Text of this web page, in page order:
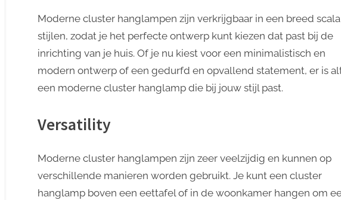
Moderne cluster hanglampen zijn verkrijgbaar in een breed scala
stijlen, zodat je het perfecte ontwerp kunt kiezen dat past bij de
inrichting van je huis. Of je nu kiest voor een minimalistisch en
modern ontwerp of een gedurfd en opvallend statement, er is
een moderne cluster hanglamp die bij jouw stijl past.
Versatility
Moderne cluster hanglampen zijn zeer veelzijdig en kunnen op
verschillende manieren worden gebruikt. Je kunt een cluster
hanglamp boven een eettafel of in de woonkamer hangen om